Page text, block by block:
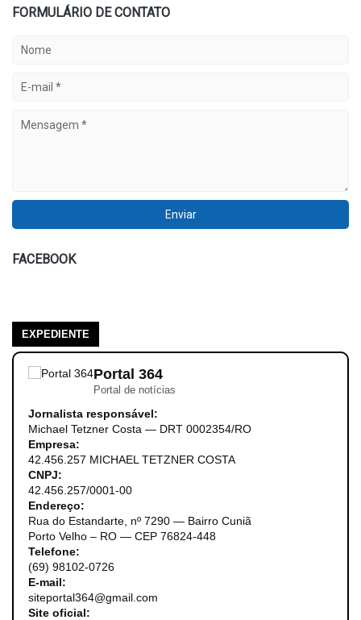
FORMULÁRIO DE CONTATO
FACEBOOK
EXPEDIENTE
Portal 364
Portal de notícias
Jornalista responsável:
Michael Tetzner Costa — DRT 0002354/RO
Empresa:
42.456.257 MICHAEL TETZNER COSTA
CNPJ:
42.456.257/0001-00
Endereço:
Rua do Estandarte, nº 7290 — Bairro Cuniã
Porto Velho – RO — CEP 76824-448
Telefone:
(69) 98102-0726
E-mail:
siteportal364@gmail.com
Site oficial: